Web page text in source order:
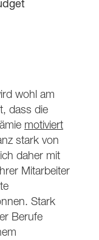
wohl am
dass die
motiviert
stark von
daher mit
Mitarbeiter
Stark
Berufe